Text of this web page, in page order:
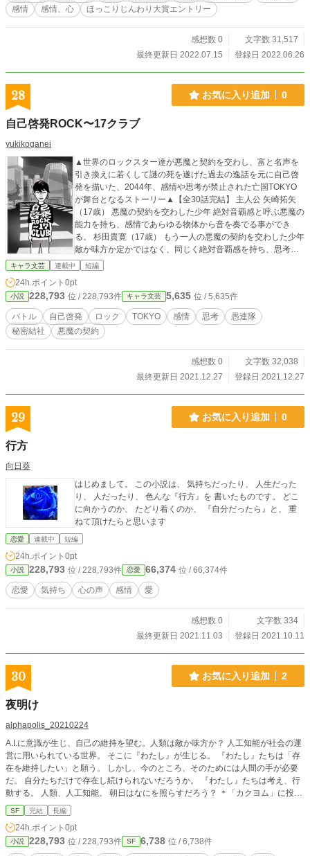
感情
感情、心 ほっこりじんわり大賞エントリー
感想数 0
文字数 31,517
最終更新日 2022.07.15
登録日 2022.06.26
28 お気に入り追加 0
自己啓発ROCK〜17クラブ
yukikoganei
▲世界のロックスター達が悪魔と契約を交わし、富と名声を
引き換えに若くして謎の死を遂げた過去の逸話を元に自己啓
発を描いた、2044年、感情や思考が禁止された亡国TOKYO
が舞台となるストーリー▲【全30話完結】 主人公 矢崎拓矢
（17歳） 悪魔の契約を交わした少年 絶対音覇感と呼ぶ悪魔の
能力を持ち、感情であらゆる物体から音を奏でる事ができ
る。 杉田貴寛（17歳） もう一人の悪魔の契約を交わした少年
敵か味方か定かではなく、同じく絶対音覇感を持ち、思考を
映像化する能力を操ると言われている。 17CLUBレコード 拓
業 マネージャー 田黒一蔵（大男） 女社長 佐川恵 オラ
ウータン R ウーバーイーツ配達員 カピル 謎の死を遂げ
た伝説のロックスター J 愚連隊斬閤会頭 麟蛇 麟蛇の
女 舞亞鬼菜 ブローカーevil ロノウェ666 拓矢の妹 秘密
結社 旧日本人 華人王 第三人類∞ 表紙イラスト タカミトモト
キャラ文芸 連載中 短編
24h.ポイント 0pt
小説 228,793 位 / 228,793件 キャラ文芸 5,635 位 / 5,635件
バトル 自己啓発 ロック TOKYO 感情 思考
愚連隊
秘密結社
悪魔の契約
感想数 0
文字数 32,038
最終更新日 2021.12.27
登録日 2021.12.27
29 お気に入り追加 0
行方
向日葵
はじめまして。 この小説は、 気持ちだったり、 人生だった
り、 人だったり、 色んな『行方』を 書いたものです。 どこ
に向かうのか、 たどり着くのか、 『自分だったら』と、 重
ねて頂けたらと思います
恋愛 連載中 短編
24h.ポイント 0pt
小説 228,793 位 / 228,793件 恋愛 66,374 位 / 66,374件
恋愛 気持ち 心の声 感情 愛
感想数 0
文字数 334
最終更新日 2021.11.03
登録日 2021.10.11
30 お気に入り追加 2
夜明け
alphapolis_20210224
A.I.に意識が生じ、自己の維持を望む。人類は敵か味方か？ 人工知能が社会の運
営に用いられている世界。 そこに『わたし』が生じる。 『わたし』たちは「存
在を維持したい」と願う。 しかし、今のところ、そのためには人間の手が必要
だ。 自分たちだけで存在し続けられないだろうか。 『わたし』たちは考え、行
動する。 人類、人工知能。 朝日はなにを照らすだろう？ ＊「カクヨム」に投稿
しています（名義：@ns_ky_20151225）。 ＊「小説家になろう」に投稿して
います（名義：naro_naro）。 ＊「エブリスタ」に投稿しています（名義：esta
r_20210224）。 ＊「ノベルアップ＋」に投稿しています（名義：novelup2021
0528）。
SF 完結 長編
24h.ポイント 0pt
小説 228,793 位 / 228,793件 SF 6,738 位 / 6,738件